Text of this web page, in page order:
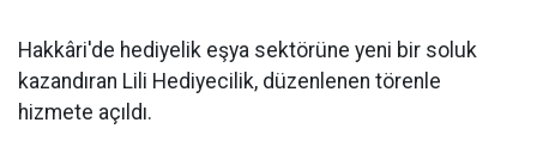
Hakkâri'de hediyelik eşya sektörüne yeni bir soluk
kazandıran Lili Hediyecilik, düzenlenen törenle
hizmete açıldı.